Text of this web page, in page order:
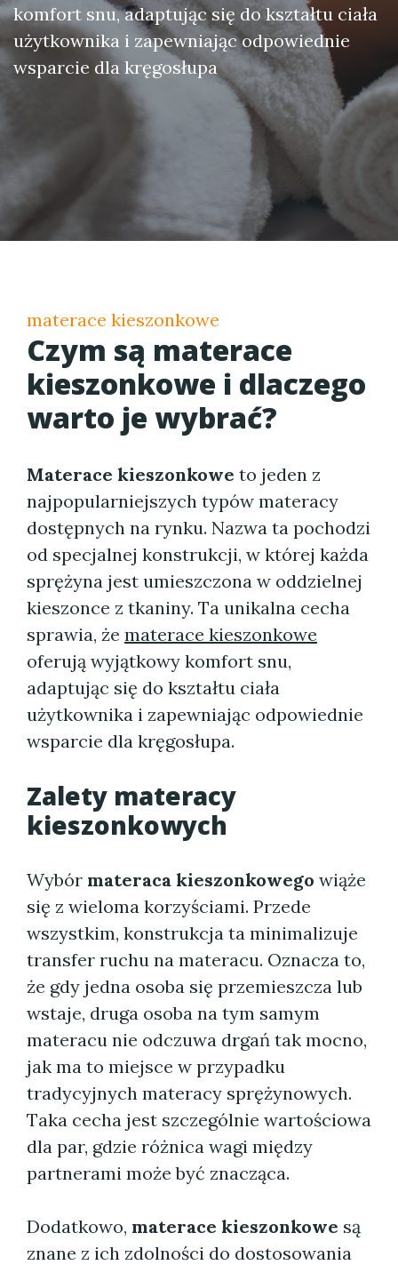
komfort snu, adaptując się do kształtu ciała
użytkownika i zapewniając odpowiednie
wsparcie dla kręgosłupa
materace kieszonkowe
Czym są materace
kieszonkowe i dlaczego
warto je wybrać?
Materace kieszonkowe to jeden z
najpopularniejszych typów materacy
dostępnych na rynku. Nazwa ta pochodzi
od specjalnej konstrukcji, w której każda
sprężyna jest umieszczona w oddzielnej
kieszonce z tkaniny. Ta unikalna cecha
sprawia, że materace kieszonkowe
oferują wyjątkowy komfort snu,
adaptując się do kształtu ciała
użytkownika i zapewniając odpowiednie
wsparcie dla kręgosłupa.
Zalety materacy
kieszonkowych
Wybór materaca kieszonkowego wiąże
się z wieloma korzyściami. Przede
wszystkim, konstrukcja ta minimalizuje
transfer ruchu na materacu. Oznacza to,
że gdy jedna osoba się przemieszcza lub
wstaje, druga osoba na tym samym
materacu nie odczuwa drgań tak mocno,
jak ma to miejsce w przypadku
tradycyjnych materacy sprężynowych.
Taka cecha jest szczególnie wartościowa
dla par, gdzie różnica wagi między
partnerami może być znacząca.
Dodatkowo, materace kieszonkowe są
znane z ich zdolności do dostosowania